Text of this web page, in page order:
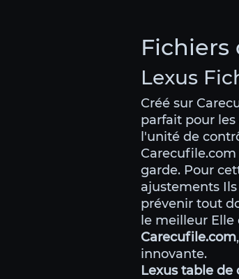
Lexus
Créé sur
parfait pour
l'unité de
garde. Pour
ajustements
prévenir tout
le meilleur
Carecufile.com
innovante.
Lexus table